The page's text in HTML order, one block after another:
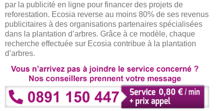
par la publicité en ligne pour financer des projets de
reforestation. Ecosia reverse au moins 80% de ses revenus
publicitaires à des organisations partenaires spécialisées
dans la plantation d’arbres. Grâce à ce modèle, chaque
recherche effectuée sur Ecosia contribue à la plantation
d’arbres.